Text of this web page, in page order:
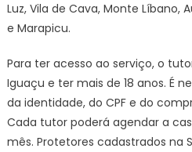
Luz, Vila de Cava, Monte Líbano,
e Marapicu.
Para ter acesso ao serviço, o
Iguaçu e ter mais de 18 anos. É
da identidade, do CPF e do
Cada tutor poderá agendar a
mês. Protetores cadastrados na